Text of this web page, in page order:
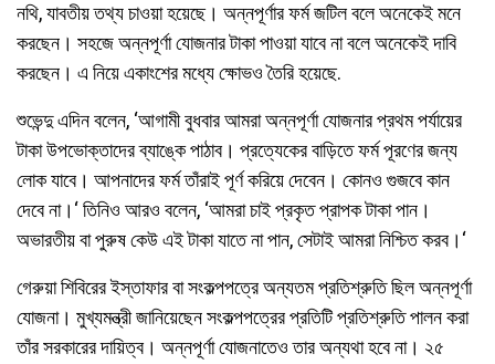
নথি, যাবতীয় তথ্য চাওয়া হয়েছে। অন্নপূর্ণার ফর্ম জটিল বলে অনেকেই মনে
করছেন। সহজে অন্নপূর্ণা যোজনার টাকা পাওয়া যাবে না বলে অনেকেই দাবি
করছেন। এ নিয়ে একাংশের মধ্যে ক্ষোভও তৈরি হয়েছে.
শুভেন্দু এদিন বলেন, ‘আগামী বুধবার আমরা অন্নপূর্ণা যোজনার প্রথম পর্যায়ের
টাকা উপভোক্তাদের ব্যাঙ্কে পাঠাব। প্রত্যেকের বাড়িতে ফর্ম পূরণের জন্য
লোক যাবে। আপনাদের ফর্ম তাঁরাই পূর্ণ করিয়ে দেবেন। কোনও গুজবে কান
দেবে না।‘ তিনিও আরও বলেন, ‘আমরা চাই প্রকৃত প্রাপক টাকা পান।
অভারতীয় বা পুরুষ কেউ এই টাকা যাতে না পান, সেটাই আমরা নিশ্চিত করব।‘
গেরুয়া শিবিরের ইস্তাফার বা সংকল্পপত্রে অন্যতম প্রতিশ্রুতি ছিল অন্নপূর্ণা
যোজনা। মুখ্যমন্ত্রী জানিয়েছেন সংকল্পপত্রের প্রতিটি প্রতিশ্রুতি পালন করা
তাঁর সরকারের দায়িত্ব। অন্নপূর্ণা যোজনাতেও তার অন্যথা হবে না। ২৫